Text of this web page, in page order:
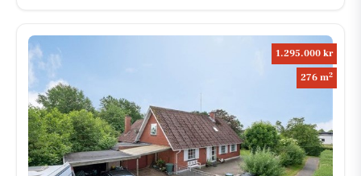
1.295.000 kr
276 m2